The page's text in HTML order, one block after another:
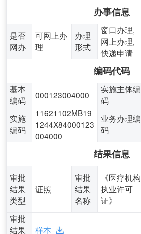
办事信息
是否
网办
可网上办
理
办理
形式
窗口办理,
网上办理,
快递申请
编码代码
基本
编码
000123004000
实施主体编
码
实施
编码
11621102MB19
1244X84000123
004000
业务办理编
码
结果信息
审批
结果
类型
证照
审批
结果
名称
《医疗机构
执业许可
证》
审批
结果
样本